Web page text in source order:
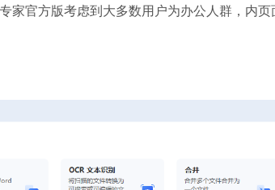
家官方版考虑到大多数用户为办公人群，内
Editor v5.9.81 中文破解版-PDF编辑工具 2023-